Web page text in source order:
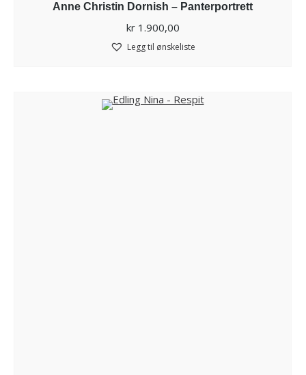
Anne Christin Dornish – Panterportrett
kr1.900,00
Legg til ønskeliste